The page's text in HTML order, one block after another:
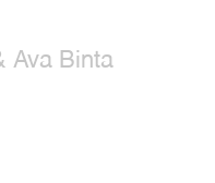
Ava Binta